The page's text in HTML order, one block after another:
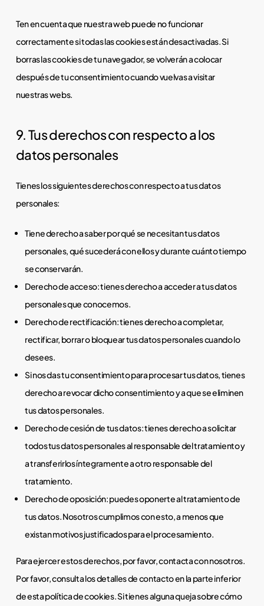
Ten en cuenta que nuestra web puede no funcionar
correctamente si todas las cookies están desactivadas. Si
borras las cookies de tu navegador, se volverán a colocar
después de tu consentimiento cuando vuelvas a visitar
nuestras webs.
9. Tus derechos con respecto a los
datos personales
Tienes los siguientes derechos con respecto a tus datos
personales:
Tiene derecho a saber por qué se necesitan tus datos
personales, qué sucederá con ellos y durante cuánto tiempo
se conservarán.
Derecho de acceso: tienes derecho a acceder a tus datos
personales que conocemos.
Derecho de rectificación: tienes derecho a completar,
rectificar, borrar o bloquear tus datos personales cuando lo
desees.
Si nos das tu consentimiento para procesar tus datos, tienes
derecho a revocar dicho consentimiento y a que se eliminen
tus datos personales.
Derecho de cesión de tus datos: tienes derecho a solicitar
todos tus datos personales al responsable del tratamiento y
a transferirlos íntegramente a otro responsable del
tratamiento.
Derecho de oposición: puedes oponerte al tratamiento de
tus datos. Nosotros cumplimos con esto, a menos que
existan motivos justificados para el procesamiento.
Para ejercer estos derechos, por favor, contacta con nosotros.
Por favor, consulta los detalles de contacto en la parte inferior
de esta política de cookies. Si tienes alguna queja sobre cómo